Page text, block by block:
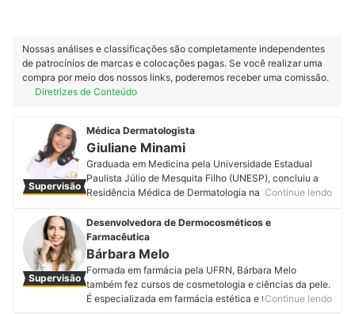
Nossas análises e classificações são completamente independentes
de patrocínios de marcas e colocações pagas. Se você realizar uma
compra por meio dos nossos links, poderemos receber uma comissão.
Diretrizes de Conteúdo
Supervisão
Médica Dermatologista
Giuliane Minami
Graduada em Medicina pela Universidade Estadual
Paulista Júlio de Mesquita Filho (UNESP), concluiu a
Residência Médica de Dermatologia na mesma
titular da Sociedade Brasileira de Dermatologia (SBD).
É mestra, também pela UNESP, na área de Tricologia.
Como sempre acreditou na importância do cabelo na
identidade e na autoestima das pessoas,
principalmente, das mulheres, sua tese teve como foco
a alopecia de padrão feminino. Com uma ampla
formação na área clínica, cirúrgica e estética, a médica
Continue lendo
Supervisão
Desenvolvedora de Dermocosméticos e
Farmacêutica
Bárbara Melo
Formada em farmácia pela UFRN, Bárbara Melo
também fez cursos de cosmetologia e ciências da pele.
É especializada em farmácia estética e tem MBA em
Continue lendo